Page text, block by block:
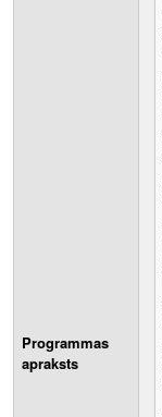
Programmas
apraksts